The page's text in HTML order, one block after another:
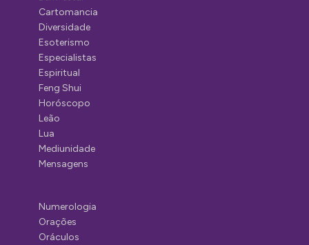
Cartomancia
Diversidade
Esoterismo
Especialistas
Espiritual
Feng Shui
Horóscopo
Leão
Lua
Mediunidade
Mensagens
Numerologia
Orações
Oráculos